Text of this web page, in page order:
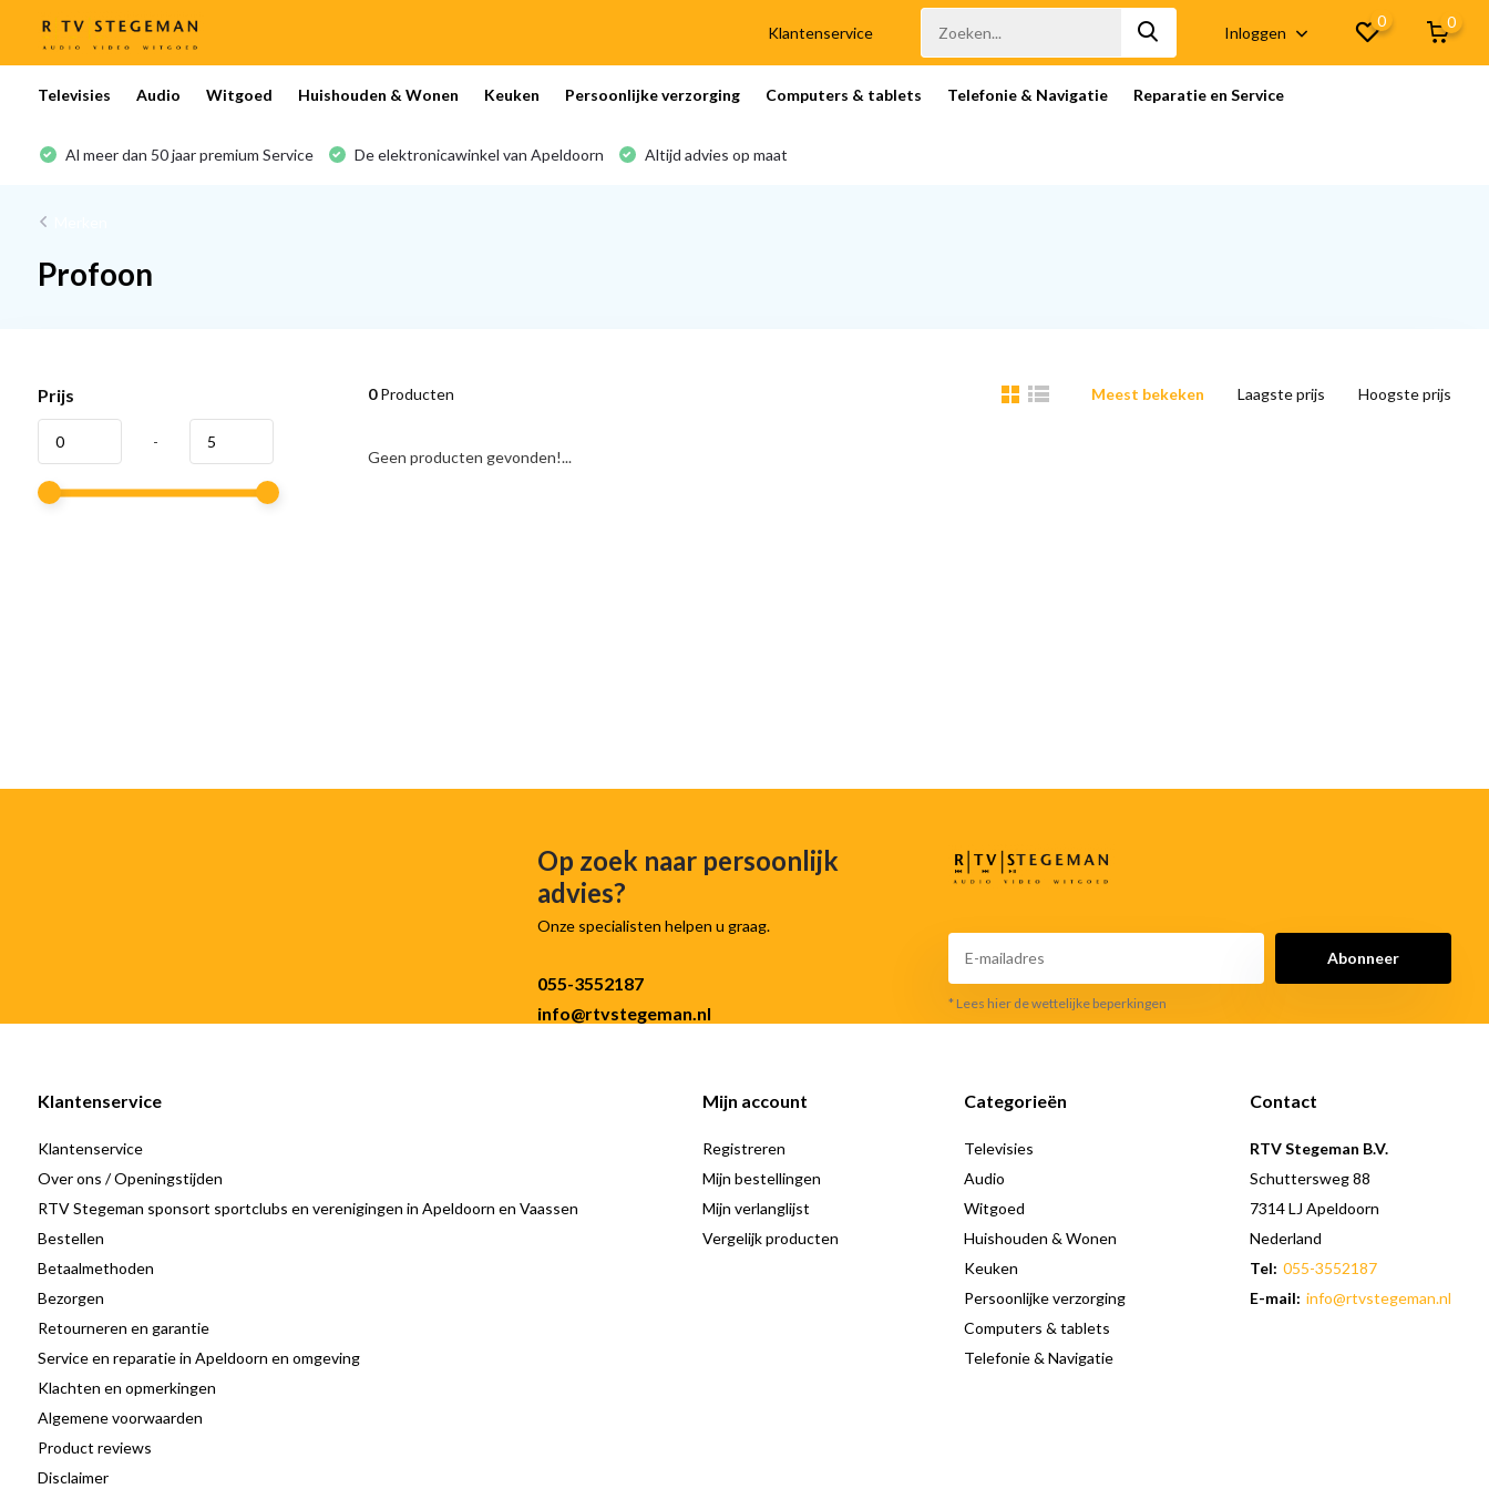
Klantenservice Inloggen
0 0
Televisies Audio Witgoed Huishouden & Wonen Keuken Persoonlijke verzorging Computers & tablets Telefonie & Navigatie Reparatie en Service
Al meer dan 50 jaar premium Service De elektronicawinkel van Apeldoorn Altijd advies op maat
Profoon
Prijs
-
0Producten Meest bekeken Laagste prijs Hoogste prijs
Geen producten gevonden!...
Op zoek naar persoonlijk
advies?
Onze specialisten helpen u graag.
055-3552187
info@rtvstegeman.nl
Abonneer
* Lees hier de wettelijke beperkingen
Klantenservice
Klantenservice
Over ons / Openingstijden
RTV Stegeman sponsort sportclubs en verenigingen in Apeldoorn en Vaassen
Bestellen
Betaalmethoden
Bezorgen
Retourneren en garantie
Service en reparatie in Apeldoorn en omgeving
Klachten en opmerkingen
Algemene voorwaarden
Product reviews
Disclaimer
Mijn account
Registreren
Mijn bestellingen
Mijn verlanglijst
Vergelijk producten
Categorieën
Televisies
Audio
Witgoed
Huishouden & Wonen
Keuken
Persoonlijke verzorging
Computers & tablets
Telefonie & Navigatie
Contact
RTV Stegeman B.V.
Schuttersweg 88
7314 LJ Apeldoorn
Nederland
Tel: 055-3552187
E-mail: info@rtvstegeman.nl